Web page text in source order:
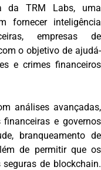
da TRM Labs, uma
fornecer inteligência
empresas de
o objetivo de ajudá-
e crimes financeiros
análises avançadas,
e governos
branqueamento de
de permitir que os
de blockchain.